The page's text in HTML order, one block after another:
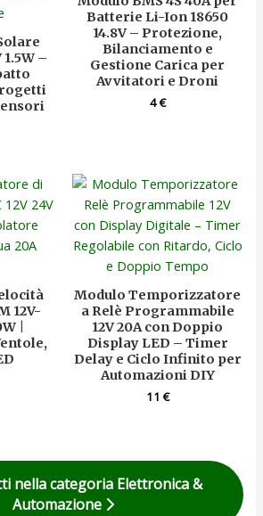
–
Batterie Li-Ion 18650
14.8V – Protezione,
Bilanciamento e
Gestione Carica per
Avvitatori e Droni
4€
12V-
|
Modulo Temporizzatore
a Relè Programmabile
12V 20A con Doppio
Display LED – Timer
Delay e Ciclo Infinito per
Automazioni DIY
11€
nella categoria Elettronica &
Automazione